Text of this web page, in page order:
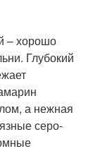
– хорошо
Глубокий
а нежная
серо-